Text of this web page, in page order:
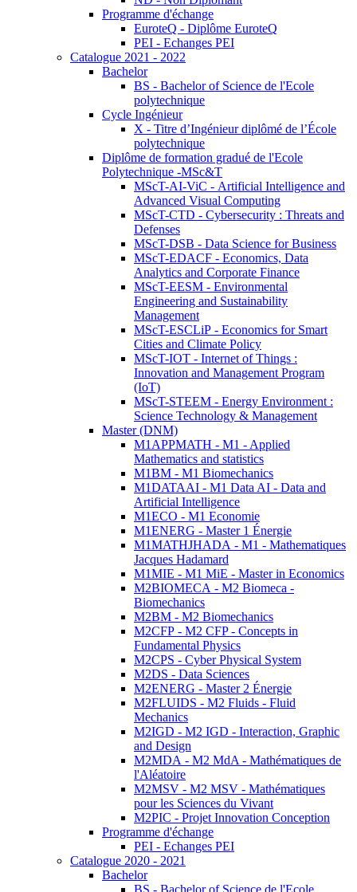
Programme d'échange
EuroteQ - Diplôme EuroteQ
PEI - Echanges PEI
Catalogue 2021 - 2022
Bachelor
BS - Bachelor of Science de l'Ecole
polytechnique
Cycle Ingénieur
X - Titre d’Ingénieur diplômé de l’École
polytechnique
Diplôme de formation gradué de l'Ecole
Polytechnique -MSc&T
MScT-AI-ViC - Artificial Intelligence and
Advanced Visual Computing
MScT-CTD - Cybersecurity : Threats and
Defenses
MScT-DSB - Data Science for Business
MScT-EDACF - Economics, Data
Analytics and Corporate Finance
MScT-EESM - Environmental
Engineering and Sustainability
Management
MScT-ESCLiP - Economics for Smart
Cities and Climate Policy
MScT-IOT - Internet of Things :
Innovation and Management Program
(IoT)
MScT-STEEM - Energy Environment :
Science Technology & Management
Master (DNM)
M1APPMATH - M1 - Applied
Mathematics and statistics
M1BM - M1 Biomechanics
M1DATAAI - M1 Data AI - Data and
Artificial Intelligence
M1ECO - M1 Economie
M1ENERG - Master 1 Énergie
M1MATHJHADA - M1 - Mathematiques
Jacques Hadamard
M1MIE - M1 MiE - Master in Economics
M2BIOMECA - M2 Biomeca -
Biomechanics
M2BM - M2 Biomechanics
M2CFP - M2 CFP - Concepts in
Fundamental Physics
M2CPS - Cyber Physical System
M2DS - Data Sciences
M2ENERG - Master 2 Énergie
M2FLUIDS - M2 Fluids - Fluid
Mechanics
M2IGD - M2 IGD - Interaction, Graphic
and Design
M2MDA - M2 MdA - Mathématiques de
l'Aléatoire
M2MSV - M2 MSV - Mathématiques
pour les Sciences du Vivant
M2PIC - Projet Innovation Conception
Programme d'échange
PEI - Echanges PEI
Catalogue 2020 - 2021
Bachelor
BS - Bachelor of Science de l'Ecole